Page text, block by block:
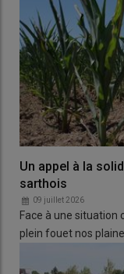
Un appel à la
sarthois
09 juillet 2026
Face à une situation
plein fouet nos